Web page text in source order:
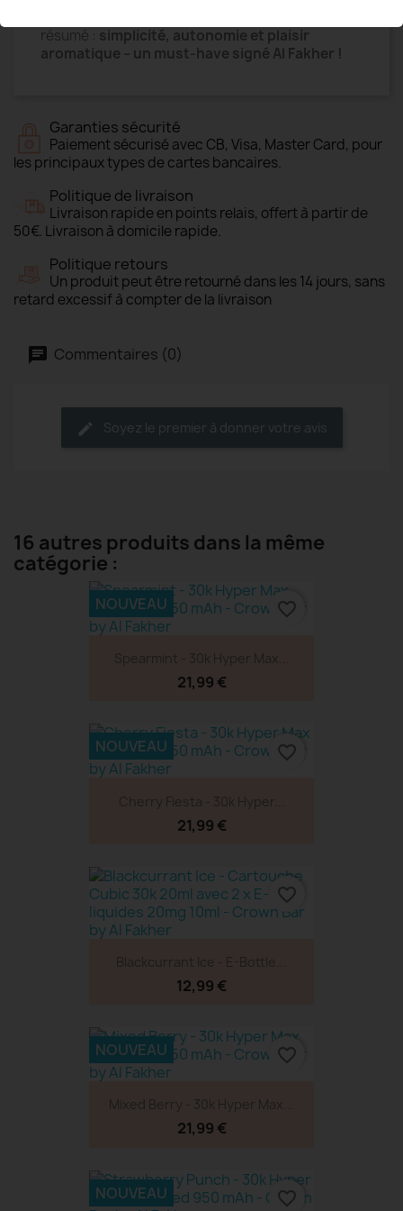
résumé : simplicité, autonomie et plaisir
aromatique – un must-have signé Al Fakher !
Garanties sécurité
Paiement sécurisé avec CB, Visa, Master Card, pour
les principaux types de cartes bancaires.
Politique de livraison
Livraison rapide en points relais, offert à partir de
50€. Livraison à domicile rapide.
Politique retours
Un produit peut être retourné dans les 14 jours, sans
retard excessif à compter de la livraison
Commentaires (0)
Soyez le premier à donner votre avis
16 autres produits dans la même
catégorie :
Spearmint - 30k Hyper Max...
21,99 €
NOUVEAU favorite_border
Cherry Fiesta - 30k Hyper...
21,99 €
NOUVEAU favorite_border
Blackcurrant Ice - E-Bottle...
12,99 €
favorite_border
Mixed Berry - 30k Hyper Max...
21,99 €
NOUVEAU favorite_border
NOUVEAU favorite_border